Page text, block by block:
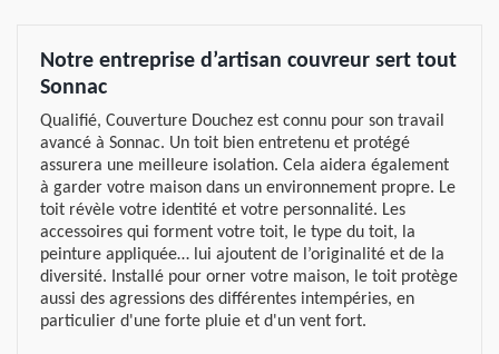
Notre entreprise d’artisan couvreur sert tout
Sonnac
Qualifié, Couverture Douchez est connu pour son travail
avancé à Sonnac. Un toit bien entretenu et protégé
assurera une meilleure isolation. Cela aidera également
à garder votre maison dans un environnement propre. Le
toit révèle votre identité et votre personnalité. Les
accessoires qui forment votre toit, le type du toit, la
peinture appliquée… lui ajoutent de l’originalité et de la
diversité. Installé pour orner votre maison, le toit protège
aussi des agressions des différentes intempéries, en
particulier d'une forte pluie et d'un vent fort.